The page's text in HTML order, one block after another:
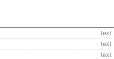
text
text
text